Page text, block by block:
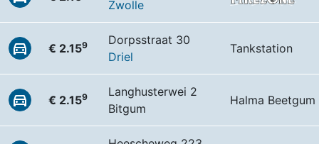
Zwolle
€ 2.159
Dorpsstraat 30
Driel
Tankstation
€ 2.159
Langhusterwei 2
Bitgum
Halma Beetgum